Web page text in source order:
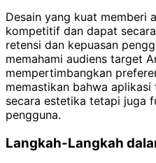
Desain yang kuat memberi
kompetitif dan dapat
retensi dan kepuasan
memahami audiens target
mempertimbangkan
memastikan bahwa
secara estetika tetapi juga
pengguna.
Langkah-Langkah